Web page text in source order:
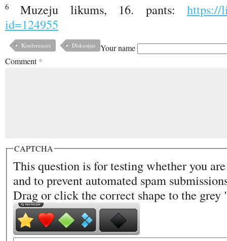
6Muzeju likums, 16. pants:https://
id=124955
Konferences Diskusijas
Your name
Comment*
CAPTCHA
This question is for testing whether you
and to prevent automated spam
Drag or click the correct shape to the grey